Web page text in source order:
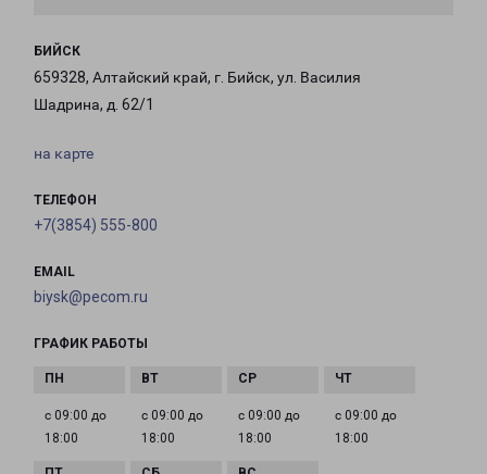
БИЙСК
659328, Алтайский край, г. Бийск, ул. Василия
Шадрина, д. 62/1
на карте
ТЕЛЕФОН
+7(3854) 555-800
EMAIL
biysk@pecom.ru
ГРАФИК РАБОТЫ
с 09:00 до
18:00
с 09:00 до
18:00
с 09:00 до
18:00
с 09:00 до
18:00